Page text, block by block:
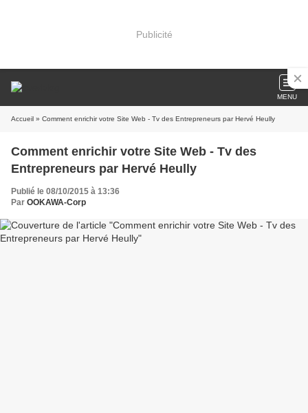
Publicité
MENU
Accueil » Comment enrichir votre Site Web - Tv des Entrepreneurs par Hervé Heully
Comment enrichir votre Site Web - Tv des
Entrepreneurs par Hervé Heully
Publié le 08/10/2015 à 13:36
Par OOKAWA-Corp